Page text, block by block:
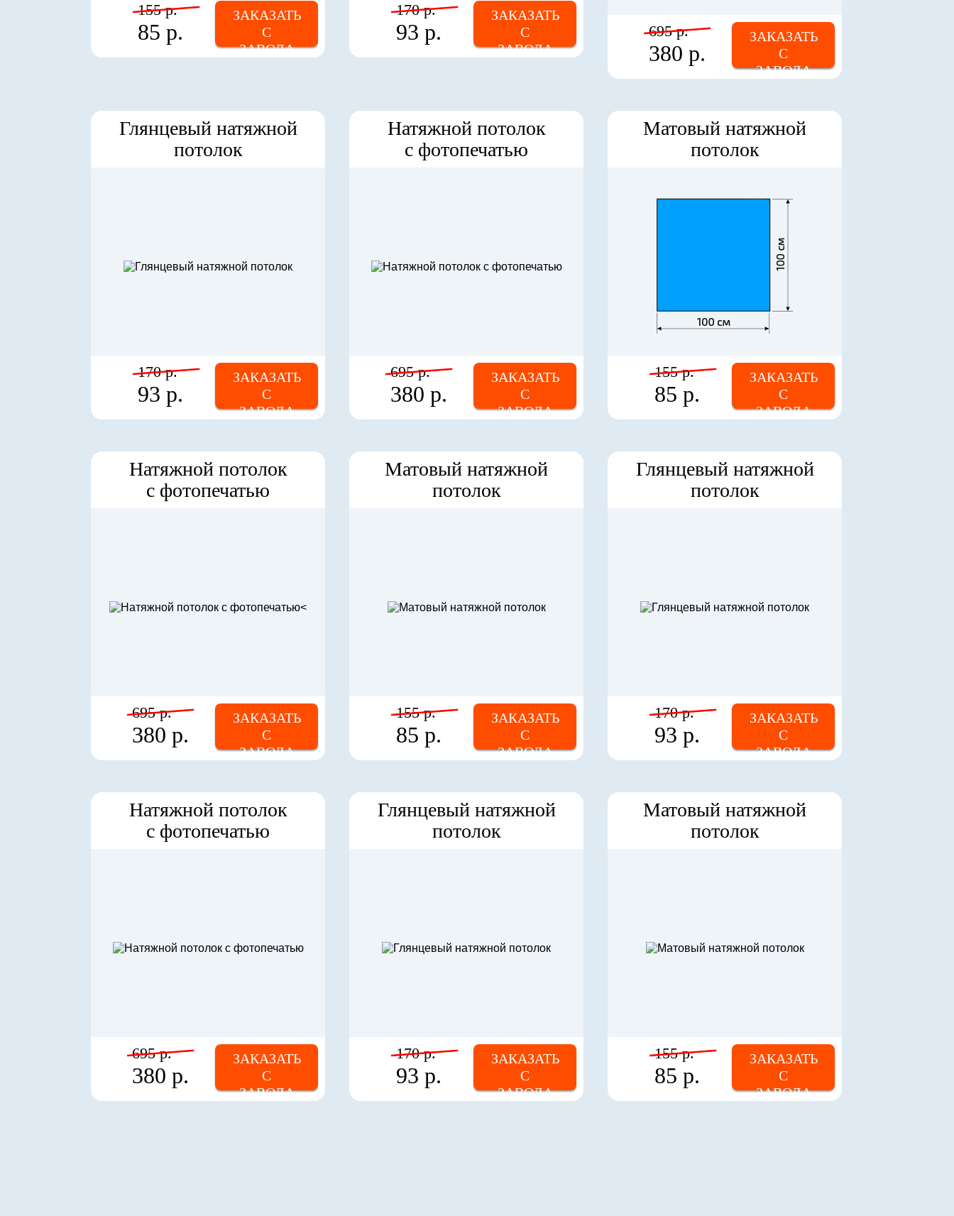
155 р.
85 р.
ЗАКАЗАТЬ
С
ЗАВОДА
170 р.
93 р.
ЗАКАЗАТЬ
С
ЗАВОДА
695 р.
380 р.
ЗАКАЗАТЬ
С
ЗАВОДА
Глянцевый натяжной
потолок
170 р.
93 р.
ЗАКАЗАТЬ
С
ЗАВОДА
Натяжной потолок
с фотопечатью
695 р.
380 р.
ЗАКАЗАТЬ
С
ЗАВОДА
Матовый натяжной
потолок
155 р.
85 р.
ЗАКАЗАТЬ
С
ЗАВОДА
Натяжной потолок
с фотопечатью
695 р.
380 р.
ЗАКАЗАТЬ
С
ЗАВОДА
Матовый натяжной
потолок
155 р.
85 р.
ЗАКАЗАТЬ
С
ЗАВОДА
Глянцевый натяжной
потолок
170 р.
93 р.
ЗАКАЗАТЬ
С
ЗАВОДА
Натяжной потолок
с фотопечатью
695 р.
380 р.
ЗАКАЗАТЬ
С
ЗАВОДА
Глянцевый натяжной
потолок
170 р.
93 р.
ЗАКАЗАТЬ
С
ЗАВОДА
Матовый натяжной
потолок
155 р.
85 р.
ЗАКАЗАТЬ
С
ЗАВОДА